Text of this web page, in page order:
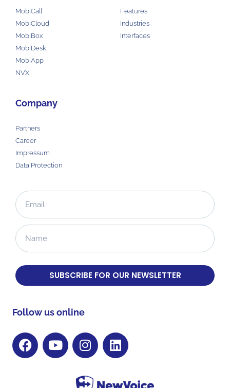
MobiCall
MobiCloud
MobiBox
MobiDesk
MobiApp
NVX
Features
Industries
Interfaces
Company
Partners
Career
Impressum
Data Protection
SUBSCRIBE FOR OUR NEWSLETTER
Follow us online